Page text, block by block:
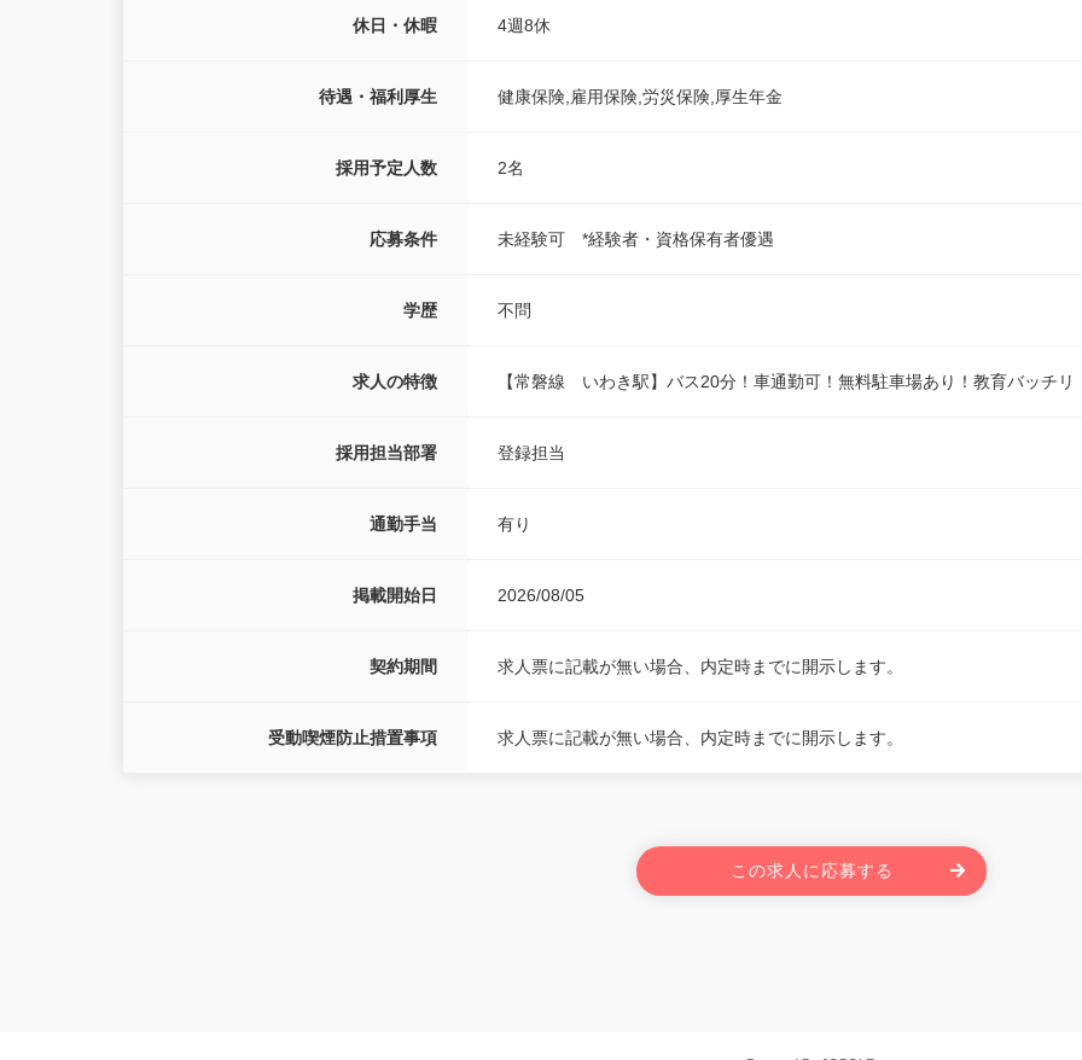
休日・休暇 4週8休
待遇・福利厚生 健康保険,雇用保険,労災保険,厚生年金
採用予定人数 2名
応募条件 未経験可 *経験者・資格保有者優遇
学歴 不問
求人の特徴 【常磐線 いわき駅】バス20分！車通勤可！無料駐車場あり！教育バッチリ
採用担当部署 登録担当
通勤手当 有り
掲載開始日 2026/08/05
契約期間 求人票に記載が無い場合、内定時までに開示します。
受動喫煙防止措置事項 求人票に記載が無い場合、内定時までに開示します。
この求人に応募する